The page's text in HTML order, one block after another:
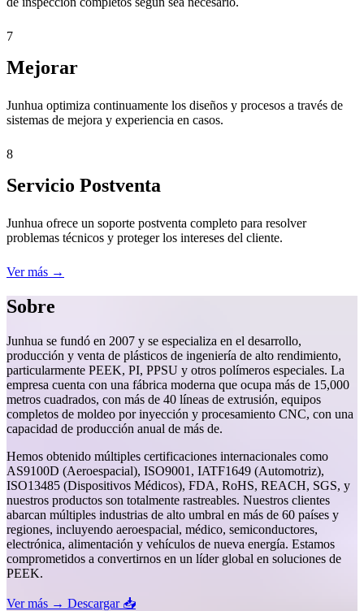
7
Mejorar
Junhua optimiza continuamente los diseños y procesos a través de
sistemas de mejora y experiencia en casos.
8
Servicio Postventa
Junhua ofrece un soporte postventa completo para resolver
problemas técnicos y proteger los intereses del cliente.
Ver más →
Sobre
Junhua se fundó en 2007 y se especializa en el desarrollo,
producción y venta de plásticos de ingeniería de alto rendimiento,
particularmente PEEK, PI, PPSU y otros polímeros especiales. La
empresa cuenta con una fábrica moderna que ocupa más de 15,000
metros cuadrados, con más de 40 líneas de extrusión, equipos
completos de moldeo por inyección y procesamiento CNC, con una
capacidad de producción anual de más de.
Hemos obtenido múltiples certificaciones internacionales como
AS9100D (Aeroespacial), ISO9001, IATF1649 (Automotriz),
ISO13485 (Dispositivos Médicos), FDA, RoHS, REACH, SGS, y
nuestros productos son totalmente rastreables. Nuestros clientes
abarcan múltiples industrias de alto umbral en más de 60 países y
regiones, incluyendo aeroespacial, médico, semiconductores,
electrónica, alimentación y vehículos de nueva energía. Estamos
comprometidos a convertirnos en un líder global en soluciones de
PEEK.
Ver más → Descargar 📥